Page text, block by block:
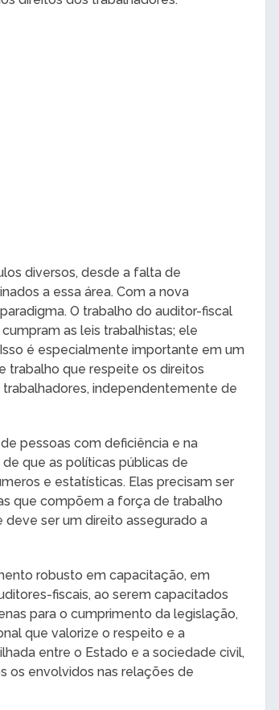
diversos, desde a falta de
a essa área. Com a nova
O trabalho do auditor-fiscal
as leis trabalhistas; ele
é especialmente importante em um
trabalho que respeite os direitos
independentemente de
pessoas com deficiência e na
que as políticas públicas de
e estatísticas. Elas precisam ser
que compõem a força de trabalho
deve ser um direito assegurado a
robusto em capacitação, em
fiscais, ao serem capacitados
para o cumprimento da legislação,
que valorize o respeito e a
entre o Estado e a sociedade civil,
os envolvidos nas relações de